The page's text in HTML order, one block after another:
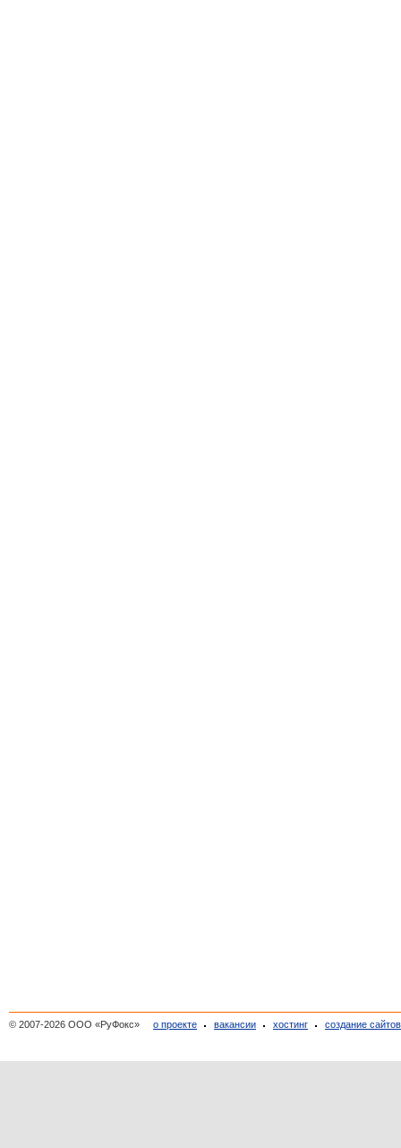
© 2007-2026 ООО «РуФокс» о проекте вакансии хостинг создание сайтов